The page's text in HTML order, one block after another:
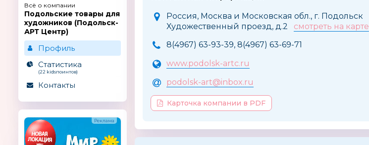
Всё о компании
Подольские товары для
художников (Подольск-
АРТ Центр)
Профиль
Статистика
(22 kidsпоинтов)
Контакты
Россия, Москва и Московская обл., г. Подольск
Художественный проезд, д.2 смотреть на карте
8(4967) 63-93-39, 8(4967) 63-69-71
www.podolsk-artc.ru
podolsk-art@inbox.ru
Карточка компании в PDF